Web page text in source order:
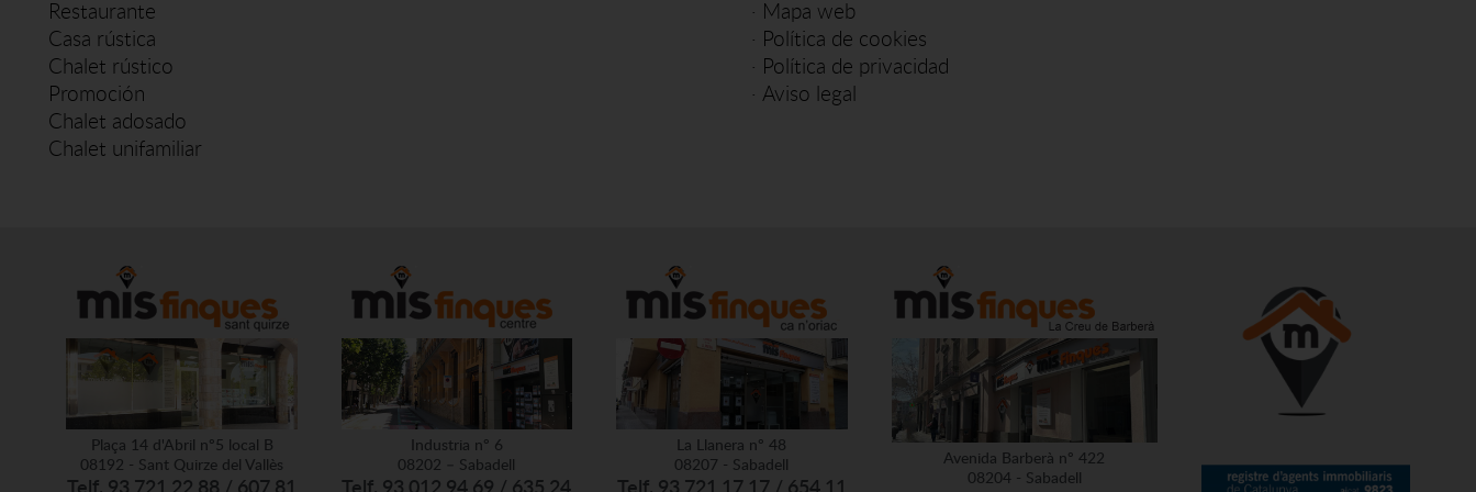
Restaurante
Casa rústica
Chalet rústico
Promoción
Chalet adosado
Chalet unifamiliar
· Mapa web
· Política de cookies
· Política de privacidad
· Aviso legal
Plaça 14 d'Abril nº5 local B
08192 - Sant Quirze del Vallès
Telf. 93 721 22 88 / 607 81
Industria nº 6
08202 – Sabadell
Telf. 93 012 94 69 / 635 24
La Llanera nº 48
08207 - Sabadell
Telf. 93 721 17 17 / 654 11
Avenida Barberà nº 422
08204 - Sabadell